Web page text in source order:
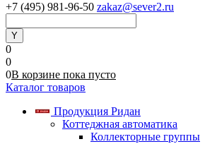
+7 (495) 981-96-50 zakaz@sever2.ru
0
0
0В корзине пока пусто
Каталог товаров
Продукция Ридан
Коттеджная автоматика
Коллекторные группы